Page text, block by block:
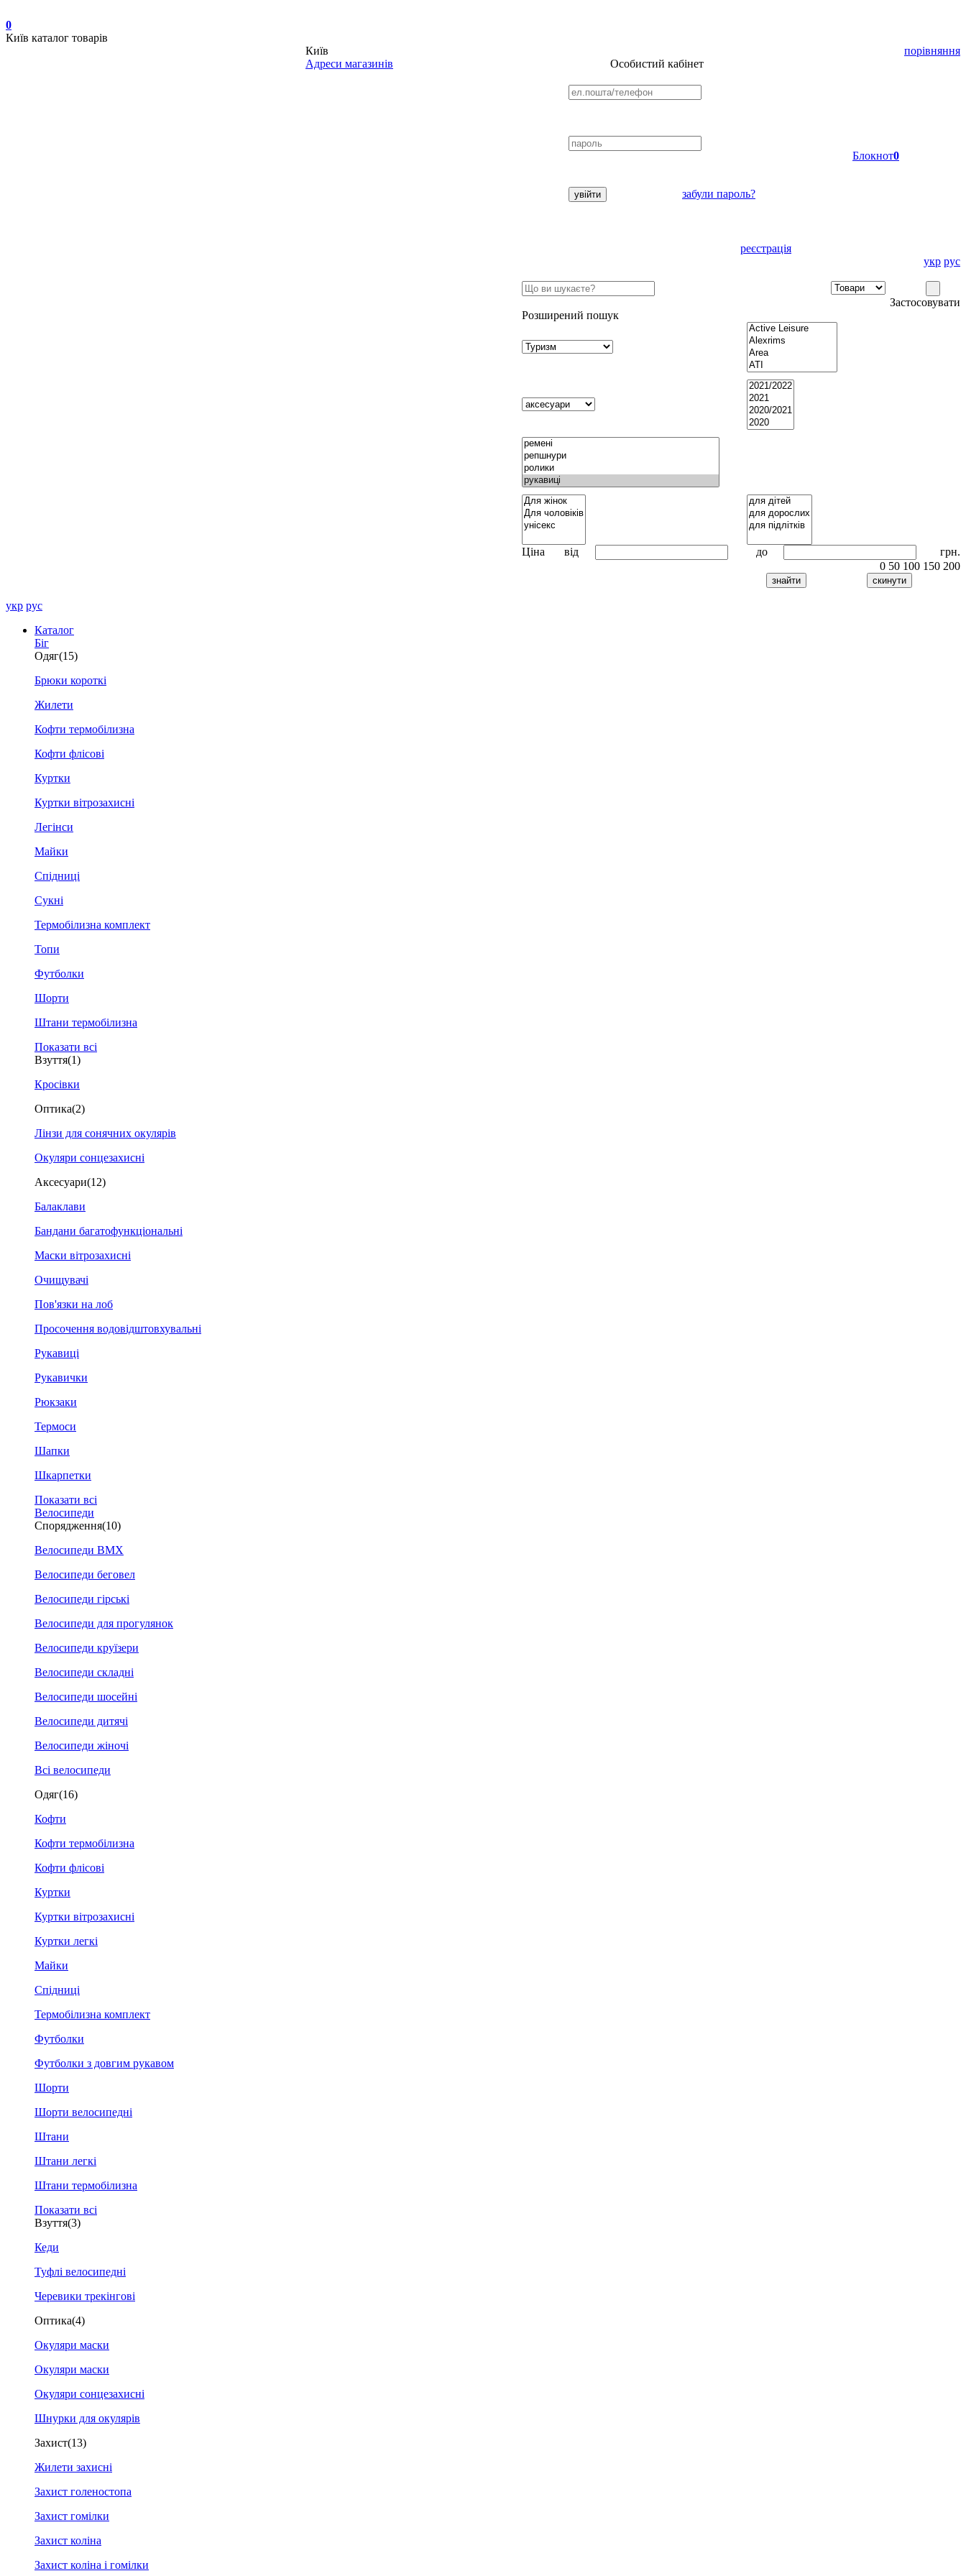
0
Київ каталог товарів
Київ
Адреси магазинів
порівняння
Особистий кабінет
забули пароль?
реєстрація
Блокнот0
укр рус
Застосовувати
Розширений пошук
Ціна від до
грн.
0 50 100 150 200
укр рус
Каталог
Біг
Одяг(15)
Брюки короткі
Жилети
Кофти термобілизна
Кофти флісові
Куртки
Куртки вітрозахисні
Легінси
Майки
Спідниці
Сукні
Термобілизна комплект
Топи
Футболки
Шорти
Штани термобілизна
Показати всі
Взуття(1)
Кросівки
Оптика(2)
Лінзи для сонячних окулярів
Окуляри сонцезахисні
Аксесуари(12)
Балаклави
Бандани багатофункціональні
Маски вітрозахисні
Очищувачі
Пов'язки на лоб
Просочення водовідштовхувальні
Рукавиці
Рукавички
Рюкзаки
Термоси
Шапки
Шкарпетки
Показати всі
Велосипеди
Спорядження(10)
Велосипеди BMX
Велосипеди беговел
Велосипеди гірські
Велосипеди для прогулянок
Велосипеди круїзери
Велосипеди складні
Велосипеди шосейні
Велосипеди дитячі
Велосипеди жіночі
Всі велосипеди
Одяг(16)
Кофти
Кофти термобілизна
Кофти флісові
Куртки
Куртки вітрозахисні
Куртки легкі
Майки
Спідниці
Термобілизна комплект
Футболки
Футболки з довгим рукавом
Шорти
Шорти велосипедні
Штани
Штани легкі
Штани термобілизна
Показати всі
Взуття(3)
Кеди
Туфлі велосипедні
Черевики трекінгові
Оптика(4)
Окуляри маски
Окуляри маски
Окуляри сонцезахисні
Шнурки для окулярів
Захист(13)
Жилети захисні
Захист голеностопа
Захист гомілки
Захист коліна
Захист коліна і гомілки